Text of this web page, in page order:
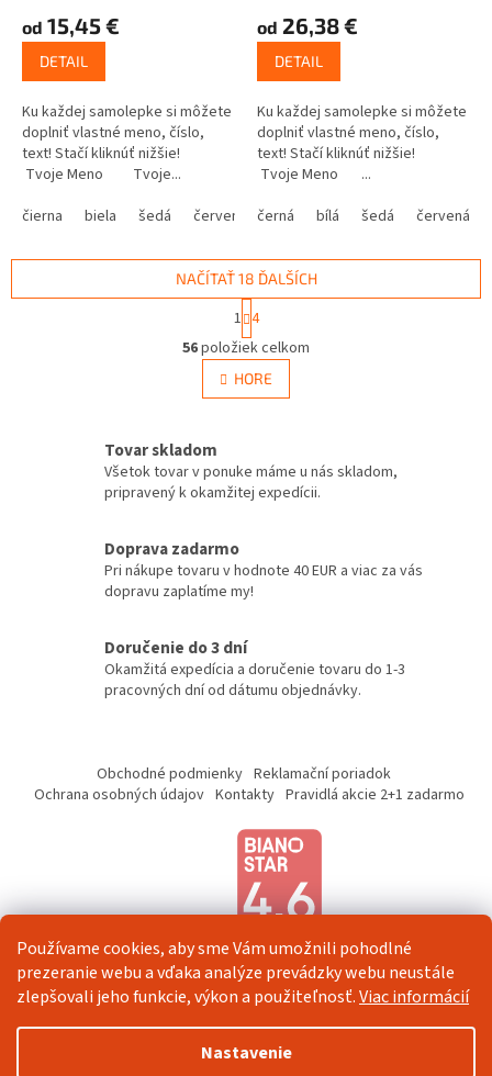
Používame cookies, aby sme Vám umožnili pohodlné
prezeranie webu a vďaka analýze prevádzky webu neustále
zlepšovali jeho funkcie, výkon a použiteľnosť.Viac informácií
Nastavenie
od 15,45 €
DETAIL
Ku každej samolepke si môžete
doplniť vlastné meno, číslo,
text! Stačí kliknúť nižšie!
Tvoje Meno Tvoje...
čierna
biela šedá červená modrá žltá zelená ružová
od 26,38 €
DETAIL
Ku každej samolepke si môžete
doplniť vlastné meno, číslo,
text! Stačí kliknúť nižšie!
Tvoje Meno ...
černá
bílá šedá červená
O
v
l
á
i
e
v
k
ý
p
i
NAČÍTAŤ 18 ĎALŠÍCH
t
r
á
n
k
n
i
1 4
56položiek celkom
HORE
Tovar skladom
Všetok tovar v ponuke máme u nás skladom,
pripravený k okamžitej expedícii.
Doprava zadarmo
Pri nákupe tovaru v hodnote 40 EUR a viac za vás
dopravu zaplatíme my!
Doručenie do 3 dní
Okamžitá expedícia a doručenie tovaru do 1-3
pracovných dní od dátumu objednávky.
Obchodné podmienky Reklamační poriadok
Ochrana osobných údajov Kontakty Pravidlá akcie 2+1 zadarmo